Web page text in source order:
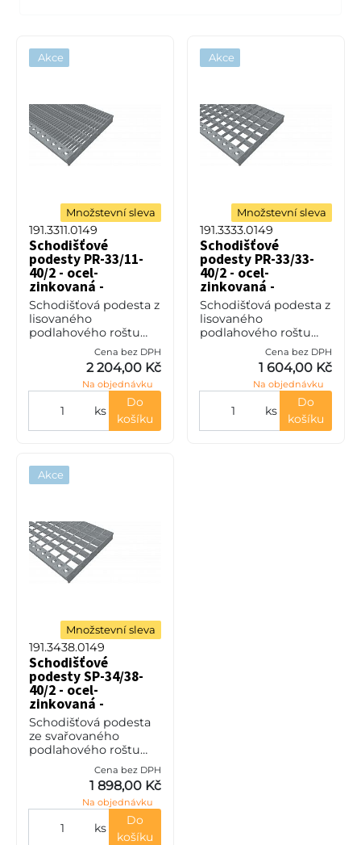
Akce
Množstevní sleva
191.3311.0149
Schodišťové
podesty PR-33/11-
40/2 - ocel-
zinkovaná -
1100x750
Schodišťová podesta z
lisovaného
podlahového roštu
(PR), 33/11 - rozteče
nosných 33 mm /
rozpěrných 11 mm,
výška 40 mm, síla 2
(ST37.2
Cena bez DPH
2 204,00 Kč
Na objednávku
ks
Do
košíku
Akce
Množstevní sleva
191.3333.0149
Schodišťové
podesty PR-33/33-
40/2 - ocel-
zinkovaná -
1100x750
Schodišťová podesta z
lisovaného
podlahového roštu
(PR), 33/33 - rozteče
nosných 33 mm /
rozpěrných 33 mm,
výška 40 mm, síla 2
(ST37.2
Cena bez DPH
1 604,00 Kč
Na objednávku
ks
Do
košíku
Akce
Množstevní sleva
191.3438.0149
Schodišťové
podesty SP-34/38-
40/2 - ocel-
zinkovaná -
1100x750
Schodišťová podesta
ze svařovaného
podlahového roštu
(SP), 34/38 - rozteče
nosných 34 mm /
rozpěrných 38 mm,
výška 40 mm, síla 2
mm, ocel S235JR (ST37
Cena bez DPH
1 898,00 Kč
Na objednávku
ks
Do
košíku